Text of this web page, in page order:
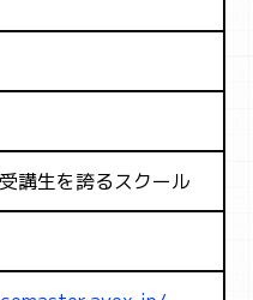
講生を誇るスクール